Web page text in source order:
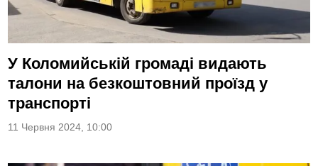
У Коломийській громаді видають
талони на безкоштовний проїзд у
транспорті
11 Червня 2024, 10:00